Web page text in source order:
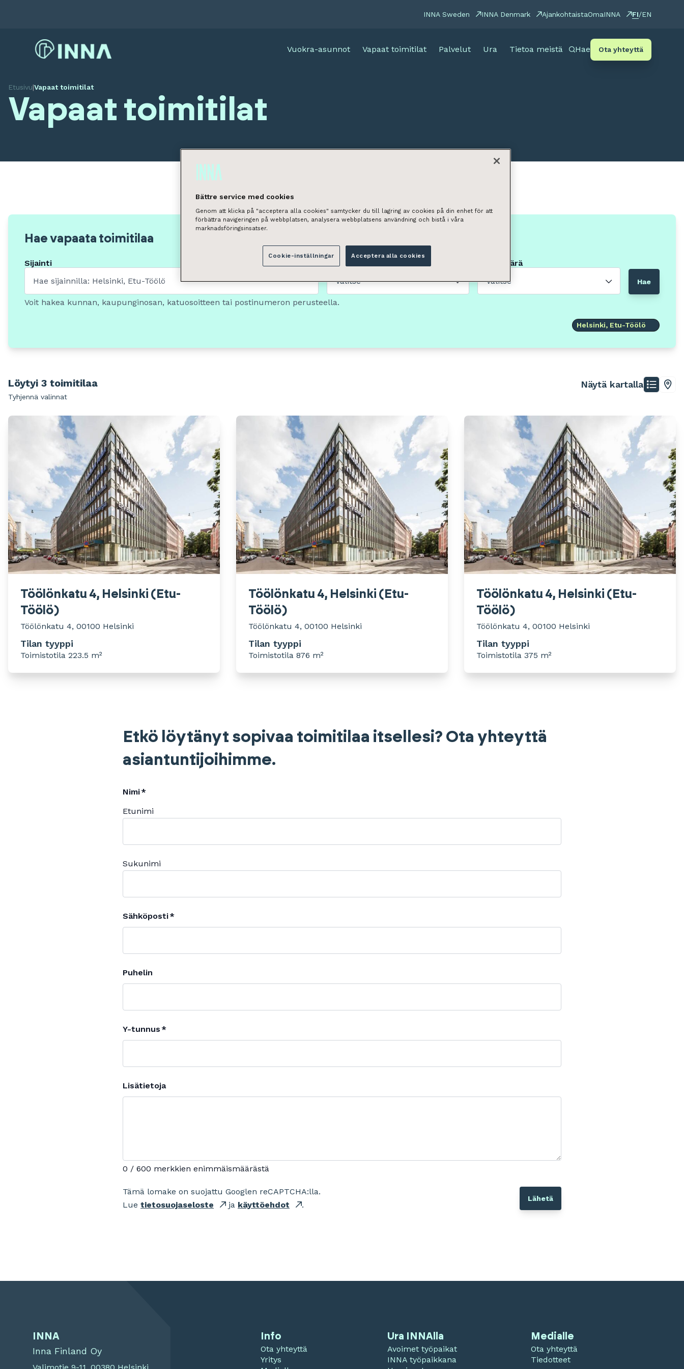
INNA Sweden INNA Denmark AjankohtaistaOmaINNA FI/EN
Vuokra-asunnot Vapaat toimitilat Palvelut Ura Tietoa meistä Hae Ota yhteyttä
Etusivu|Vapaat toimitilat
Vapaat toimitilat
Hae vapaata toimitilaa
Sijainti
Tilan tyyppi
Valitse
Neliömäärä
Valitse
Hae
Voit hakea kunnan, kaupunginosan, katuosoitteen tai postinumeron perusteella.
Helsinki, Etu-Töölö
Löytyi 3 toimitilaa
Tyhjennä valinnat
Näytä kartalla
Töölönkatu 4, Helsinki (Etu-
Töölö)
Töölönkatu 4, 00100 Helsinki
Tilan tyyppi
Toimistotila 223.5 m²
Töölönkatu 4, Helsinki (Etu-
Töölö)
Töölönkatu 4, 00100 Helsinki
Tilan tyyppi
Toimistotila 876 m²
Töölönkatu 4, Helsinki (Etu-
Töölö)
Töölönkatu 4, 00100 Helsinki
Tilan tyyppi
Toimistotila 375 m²
Etkö löytänyt sopivaa toimitilaa itsellesi? Ota yhteyttä
asiantuntijoihimme.
Nimi
Etunimi
Sukunimi
Sähköposti
Puhelin
Y-tunnus
Lisätietoja
0 / 600 merkkien enimmäismäärästä
Tämä lomake on suojattu Googlen reCAPTCHA:lla.
Lue tietosuojaseloste ja käyttöehdot .
INNA
Inna Finland Oy
Valimotie 9-11, 00380 Helsinki
Info
Ota yhteyttä
Yritys
Ura INNAlla
Avoimet työpaikat
INNA työpaikkana
Medialle
Ota yhteyttä
Tiedotteet
Bättre service med cookies
Genom att klicka på "acceptera alla cookies" samtycker du till lagring av cookies på din enhet för att
förbättra navigeringen på webbplatsen, analysera webbplatsens användning och bistå i våra
marknadsföringsinsatser.
Cookie-inställningar Acceptera alla cookies